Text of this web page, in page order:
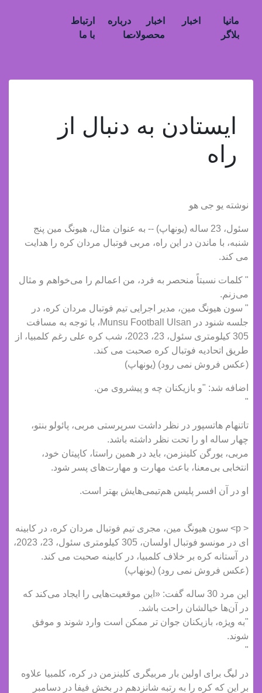
مانیا
بلاگر
اخبار
اخبار
محصولات
درباره
ما
ارتباط
با ما
ایستادن به دنبال از
راه
نوشته یو جی هو
سئول، 23 ساله (یونهاپ) -- به عنوان مثال، هیونگ مین پنج
شنبه، با ماندن در این راه، مربی فوتبال مردان کره را هدایت
می کند.
" کلمات نسبتاً منحصر به فرد، من اعمالم را می‌خواهم و مثال
می‌زنم.
" سون هیونگ مین، مدیر اجرایی تیم فوتبال مردان کره، در
جلسه شنود در Munsu Football Ulsan، با توجه به مسافت
305 کیلومتری سئول، 23، 2023، شب کره علی رغم کلمبیا، از
طریق اتحادیه فوتبال کره صحبت می کند.
(عکس فروش نمی رود) (یونهاپ)
اضافه شد: "و بازیکنان چه و پیشروی من.
"
تاتنهام هاتسپور در نظر داشت سرپرستی مربی، پائولو بنتو،
چهار ساله او را تحت نظر داشته باشد.
مربی، یورگن کلینزمن، باید در همین راستا، کاپیتان خود،
انتخابی بی‌معنا، باعث مهارت و مهارت‌های پسر شود.
او در آن افسر پلیس هم‌تیمی‌هایش بهتر است.
< p> سون هیونگ مین، مجری تیم فوتبال مردان کره، در کابینه
ای در مونسو فوتبال اولسان، 305 کیلومتری سئول، 23، 2023،
در آستانه کره بر خلاف کلمبیا، در کابینه صحبت می کند.
(عکس فروش نمی رود) (یونهاپ)
این مرد 30 ساله گفت: «این موقعیت‌هایی را ایجاد می‌کند که
در آن‌ها خیالشان راحت باشد.
"به ویژه، بازیکنان جوان تر ممکن است وارد شوند و موفق
شوند.
"
در لیگ برای اولین بار مربیگری کلینزمن در کره، کلمبیا علاوه
بر این که کره را به رتبه شانزدهم در بخش فیفا در دسامبر